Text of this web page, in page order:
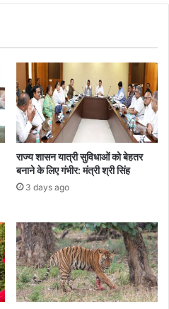
राज्य शासन यात्री सुविधाओं को बेहतर
बनाने के लिए गंभीर: मंत्री श्री सिंह
3 days ago